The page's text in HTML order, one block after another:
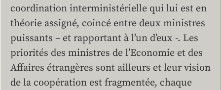
coordination interministérielle qui lui est en
théorie assigné, coincé entre deux ministres
puissants – et rapportant à l’un d’eux -. Les
priorités des ministres de l’Economie et des
Affaires étrangères sont ailleurs et leur vision
de la coopération est fragmentée, chaque